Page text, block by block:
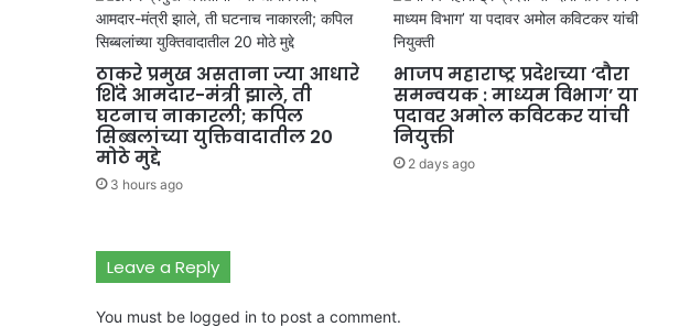
ठाकरे प्रमुख असताना ज्या आधारे
शिंदे आमदार-मंत्री झाले, ती
घटनाच नाकारली; कपिल
सिब्बलांच्या युक्तिवादातील 20
मोठे मुद्दे
3 hours ago
भाजप महाराष्ट्र प्रदेशच्या ‘दौरा
समन्वयक : माध्यम विभाग’ या
पदावर अमोल कविटकर यांची
नियुक्ती
2 days ago
Leave a Reply
You must be logged in to post a comment.